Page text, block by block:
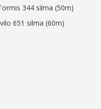
344 silma (50m)
651 silma (60m)